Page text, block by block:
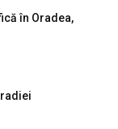
în Oradea,